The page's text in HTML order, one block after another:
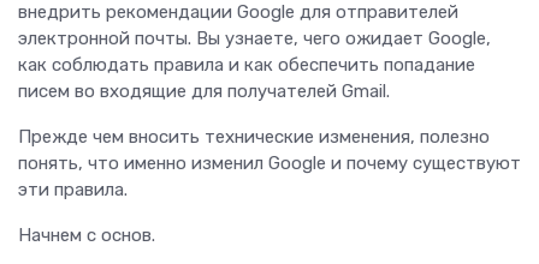
внедрить рекомендации Google для отправителей
электронной почты. Вы узнаете, чего ожидает Google,
как соблюдать правила и как обеспечить попадание
писем во входящие для получателей Gmail.
Прежде чем вносить технические изменения, полезно
понять, что именно изменил Google и почему существуют
эти правила.
Начнем с основ.